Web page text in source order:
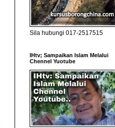
Sila hubungi 017-2517515
IHtv; Sampaikan Islam Melalui
Chennel Yuotube